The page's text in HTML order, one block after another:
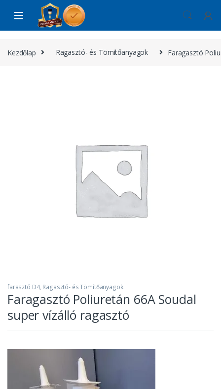
Skip to navigation
Skip to content
Kezdőlap Ragasztó- és Tömítőanyagok Faragasztó
farasztó D4, Ragasztó- és Tömítőanyagok
Faragasztó Poliuretán 66A Soudal
super vízálló ragasztó